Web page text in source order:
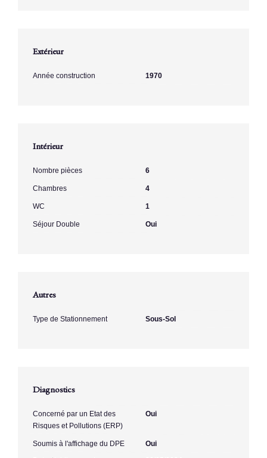
Extérieur
Année construction 1970
Intérieur
Nombre pièces 6
Chambres 4
WC 1
Séjour Double Oui
Autres
Type de Stationnement Sous-Sol
Diagnostics
Concerné par un Etat des
Risques et Pollutions (ERP)
Oui
Soumis à l'affichage du DPE Oui